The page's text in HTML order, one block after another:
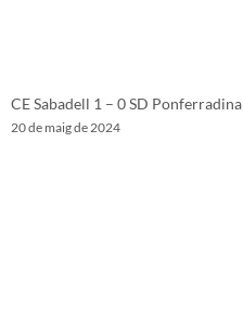
CE Sabadell 1 – 0 SD Ponferradina
20 de maig de 2024